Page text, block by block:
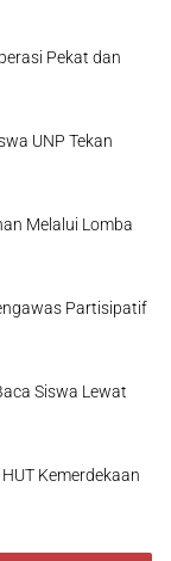
Pekat dan
UNP Tekan
Melalui Lomba
Partisipatif
Siswa Lewat
Kemerdekaan